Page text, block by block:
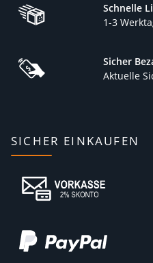
Schnelle
1-3
Sicher
Aktuelle
SICHER EINKAUFEN